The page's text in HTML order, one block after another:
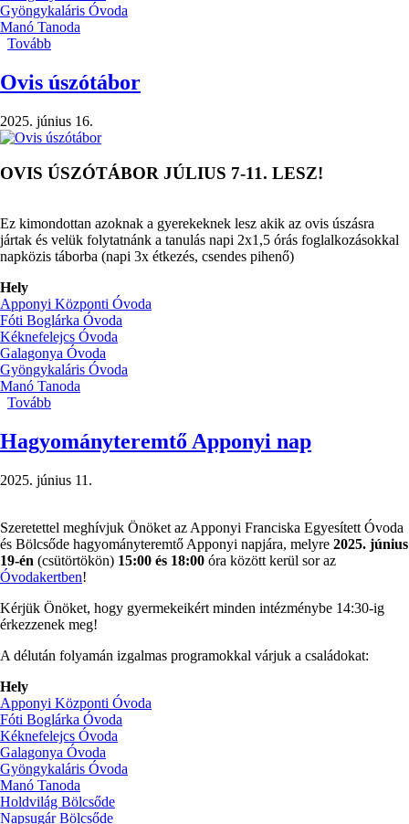
Gyöngykaláris Óvoda
Manó Tanoda
Tovább
Ovis úszótábor
2025. június 16.
OVIS ÚSZÓTÁBOR JÚLIUS 7-11. LESZ!
Ez kimondottan azoknak a gyerekeknek lesz akik az ovis úszásra
jártak és velük folytatnánk a tanulás napi 2x1,5 órás foglalkozásokkal
napközis táborba (napi 3x étkezés, csendes pihenő)
Hely
Apponyi Központi Óvoda
Fóti Boglárka Óvoda
Kéknefelejcs Óvoda
Galagonya Óvoda
Gyöngykaláris Óvoda
Manó Tanoda
Tovább
Hagyományteremtő Apponyi nap
2025. június 11.
Szeretettel meghívjuk Önöket az Apponyi Franciska Egyesített Óvoda
és Bölcsőde hagyományteremtő Apponyi napjára, melyre 2025. június
19-én (csütörtökön) 15:00 és 18:00 óra között kerül sor az
Óvodakertben!
Kérjük Önöket, hogy gyermekeikért minden intézménybe 14:30-ig
érkezzenek meg!
A délután folyamán izgalmas programokkal várjuk a családokat:
Hely
Apponyi Központi Óvoda
Fóti Boglárka Óvoda
Kéknefelejcs Óvoda
Galagonya Óvoda
Gyöngykaláris Óvoda
Manó Tanoda
Holdvilág Bölcsőde
Napsugár Bölcsőde